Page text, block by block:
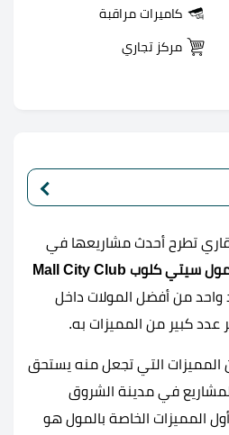
كاميرات مراقبة
مركز تجاري
تطرح أحدث مشاريعها في
مول سيتي كلوب Mall City Club
واحد من أفضل المولات داخل
كبير من المميزات به.
المميزات التي تجعل منه يستحق
في مدينة الشروق
المميزات الخاصة بالمول هو